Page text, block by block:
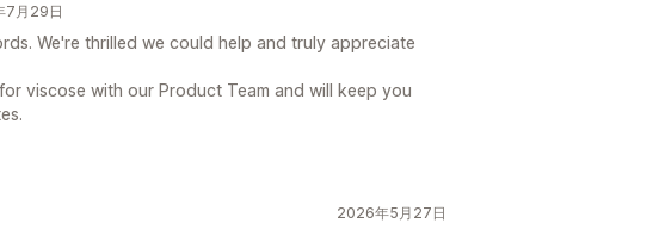
7月29日
We're thrilled we could help and truly appreciate
viscose with our Product Team and will keep you
2026年5月27日